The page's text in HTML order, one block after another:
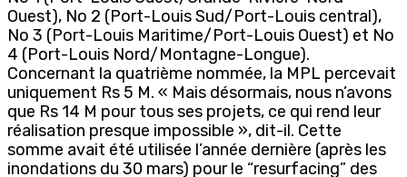
Ouest), No 2 (Port-Louis Sud/Port-Louis central),
No 3 (Port-Louis Maritime/Port-Louis Ouest) et No
4 (Port-Louis Nord/Montagne-Longue).
Concernant la quatrième nommée, la MPL percevait
uniquement Rs 5 M. « Mais désormais, nous n’avons
que Rs 14 M pour tous ses projets, ce qui rend leur
réalisation presque impossible », dit-il. Cette
somme avait été utilisée l’année dernière (après les
inondations du 30 mars) pour le “resurfacing” des